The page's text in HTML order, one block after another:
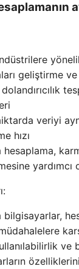
geliştirme ve
veriyi
hızı
hesaplama,
yardımcı
bilgisayarlar,
ve